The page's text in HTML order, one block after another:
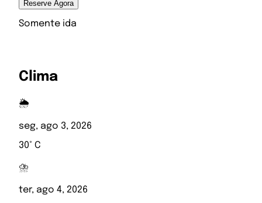
Reserve Agora
Somente ida
Clima
🌦️
seg, ago 3, 2026
30° C
⛈️
ter, ago 4, 2026